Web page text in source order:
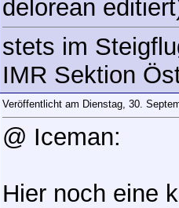
delorean
stets im
IMR Sektion
Veröffentlicht am Dienstag, 30.
@ Iceman:
Hier noch eine